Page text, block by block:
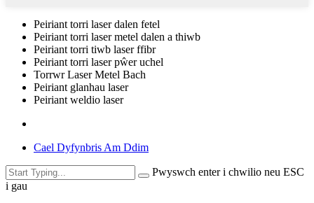
Peiriant torri laser dalen fetel
Peiriant torri laser metel dalen a thiwb
Peiriant torri tiwb laser ffibr
Peiriant torri laser pŵer uchel
Torrwr Laser Metel Bach
Peiriant glanhau laser
Peiriant weldio laser
Cael Dyfynbris Am Ddim
Pwyswch enter i chwilio neu ESC
i gau